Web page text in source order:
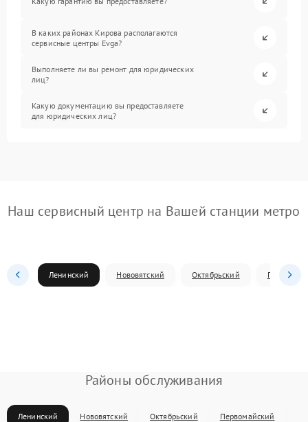
В каких районах Кирова располагаются
сервисные центры Evga?
Выполняете ли вы ремонт для юридических
лиц?
Какую документацию вы предоставляете
для юридических лиц?
Наш сервисный центр на Вашей станции метро
Ленинский Нововятский Октябрьский
Районы обслуживания
Ленинский Нововятский Октябрьский Первомайский